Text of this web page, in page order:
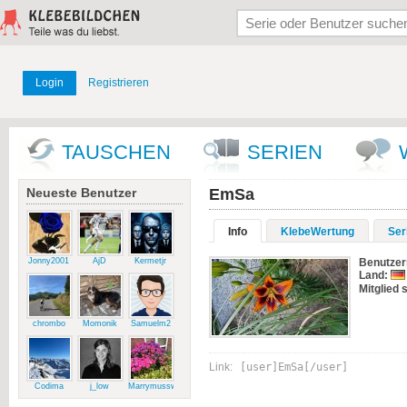
Login Registrieren
TAUSCHEN SERIEN
Neueste Benutzer
Jonny2001 AjD Kermetjr
chrombo Momonik Samuelm2
Codima j_low Marrymussweg
EmSa
Info KlebeWertung
Land:
Mitglied
Link: [user]EmSa[/user]